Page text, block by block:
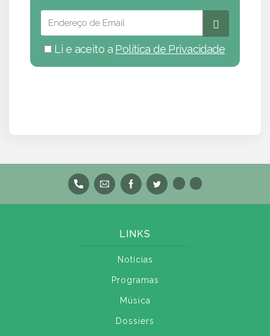
Li e aceito a Política de Privacidade
LINKS
Notícias
Programas
Música
Dossiers